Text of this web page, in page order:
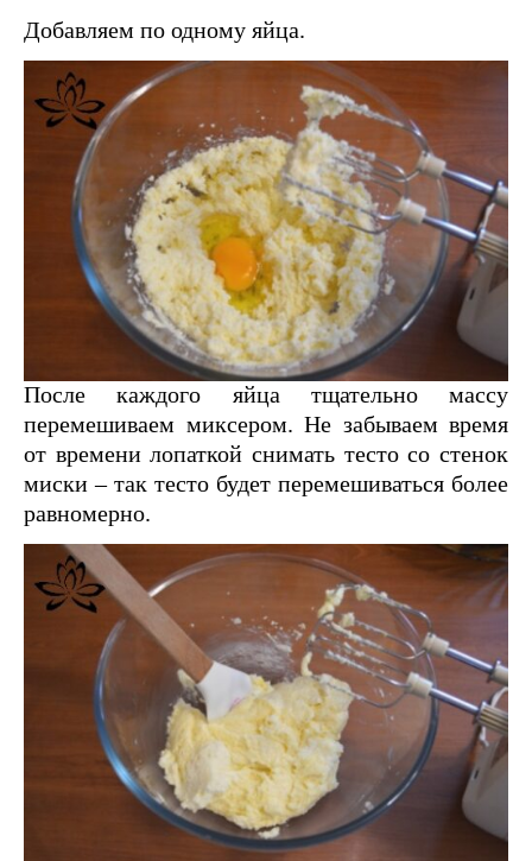
Добавляем по одному яйца.
После каждого яйца тщательно массу
перемешиваем миксером. Не забываем время
от времени лопаткой снимать тесто со стенок
миски – так тесто будет перемешиваться более
равномерно.